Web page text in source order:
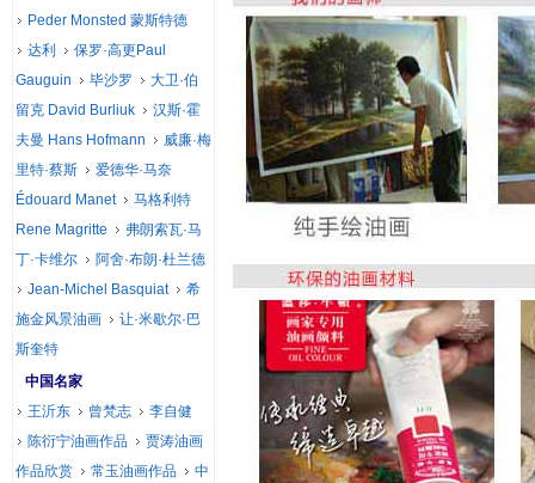
Peder Monsted 蒙斯特德
达利
保罗·高更Paul
Gauguin
毕沙罗
大卫·伯
留克 David Burliuk
汉斯·霍
夫曼 Hans Hofmann
威廉·梅
里特·蔡斯
爱德华·马奈
Édouard Manet
马格利特
Rene Magritte
弗朗索瓦·马
丁·卡维尔
阿舍·布朗·杜兰德
Jean-Michel Basquiat
希
施金风景油画
让·米歇尔·巴
斯奎特
中国名家
王沂东
曾梵志
李自健
陈衍宁油画作品
贾涛油画
作品欣赏
常玉油画作品
中